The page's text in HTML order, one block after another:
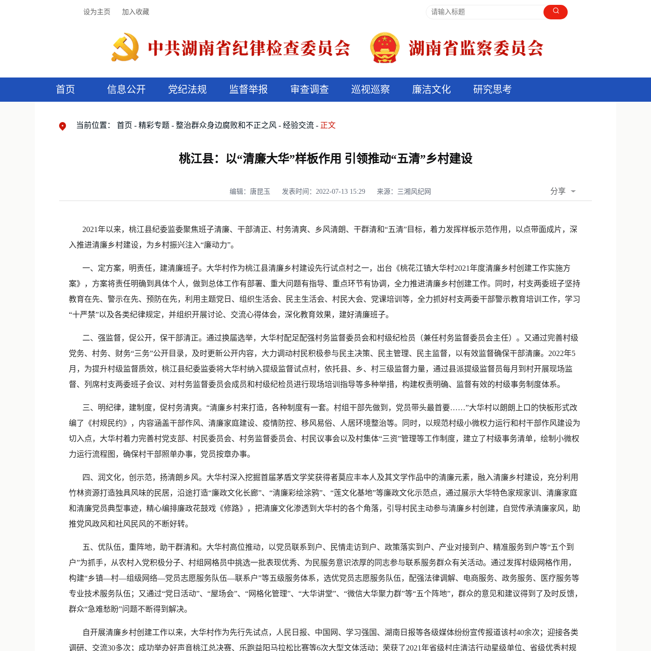
设为主页 加入收藏
首页 信息公开 党纪法规 监督举报 审查调查 巡视巡察 廉洁文化 研究思考
当前位置： 首页 精彩专题 整治群众身边腐败和不正之风 经验交流 正文
桃江县：以“清廉大华”样板作用 引领推动“五清”乡村建设
编辑：唐昆玉 发表时间：2022-07-13 15:29 来源：三湘风纪网 分享
新浪微博
微信
2021年以来，桃江县纪委监委聚焦班子清廉、干部清正、村务清爽、乡风清朗、干群清和“五清”目标，着力发挥样板示范作用，以点带面成片，深
入推进清廉乡村建设，为乡村振兴注入“廉动力”。
一、定方案，明责任，建清廉班子。大华村作为桃江县清廉乡村建设先行试点村之一，出台《桃花江镇大华村2021年度清廉乡村创建工作实施方
案》，方案将责任明确到具体个人，做到总体工作有部署、重大问题有指导、重点环节有协调，全力推进清廉乡村创建工作。同时，村支两委班子坚持
教育在先、警示在先、预防在先，利用主题党日、组织生活会、民主生活会、村民大会、党课培训等，全力抓好村支两委干部警示教育培训工作，学习
“十严禁”以及各类纪律规定，并组织开展讨论、交流心得体会，深化教育效果，建好清廉班子。
二、强监督，促公开，保干部清正。通过换届选举，大华村配足配强村务监督委员会和村级纪检员（兼任村务监督委员会主任）。又通过完善村级
党务、村务、财务“三务”公开目录，及时更新公开内容，大力调动村民积极参与民主决策、民主管理、民主监督，以有效监督确保干部清廉。2022年5
月，为提升村级监督质效，桃江县纪委监委将大华村纳入提级监督试点村，依托县、乡、村三级监督力量，通过县派提级监督员每月到村开展现场监
督、列席村支两委班子会议、对村务监督委员会成员和村级纪检员进行现场培训指导等多种举措，构建权责明确、监督有效的村级事务制度体系。
三、明纪律，建制度，促村务清爽。“清廉乡村来打造，各种制度有一套。村组干部先做到，党员带头最首要……”大华村以朗朗上口的快板形式改
编了《村规民约》，内容涵盖干部作风、清廉家庭建设、疫情防控、移风易俗、人居环境整治等。同时，以规范村级小微权力运行和村干部作风建设为
切入点，大华村着力完善村党支部、村民委员会、村务监督委员会、村民议事会以及村集体“三资”管理等工作制度，建立了村级事务清单，绘制小微权
力运行流程图，确保村干部照单办事，党员按章办事。
四、润文化，创示范，扬清朗乡风。大华村深入挖掘首届茅盾文学奖获得者莫应丰本人及其文学作品中的清廉元素，融入清廉乡村建设，充分利用
竹林资源打造独具风味的民居，沿途打造“廉政文化长廊”、“清廉彩绘涂鸦”、“莲文化基地”等廉政文化示范点，通过展示大华特色家规家训、清廉家庭
和清廉党员典型事迹，精心编排廉政花鼓戏《修路》，把清廉文化渗透到大华村的各个角落，引导村民主动参与清廉乡村创建，自觉传承清廉家风，助
推党风政风和社风民风的不断好转。
五、优队伍，重阵地，助干群清和。大华村高位推动，以党员联系到户、民情走访到户、政策落实到户、产业对接到户、精准服务到户等“五个到
户”为抓手，从农村入党积极分子、村组网格员中挑选一批表现优秀、为民服务意识浓厚的同志参与联系服务群众有关活动。通过发挥村级网格作用，
构建“乡镇—村—组级网络—党员志愿服务队伍—联系户”等五级服务体系，选优党员志愿服务队伍，配强法律调解、电商服务、政务服务、医疗服务等
专业技术服务队伍；又通过“党日活动”、“屋场会”、“网格化管理”、“大华讲堂”、“微信大华聚力群”等“五个阵地”，群众的意见和建议得到了及时反馈，
群众“急难愁盼”问题不断得到解决。
自开展清廉乡村创建工作以来，大华村作为先行先试点，人民日报、中国网、学习强国、湖南日报等各级媒体纷纷宣传报道该村40余次；迎接各类
调研、交流30多次；成功举办好声音桃江总决赛、乐跑益阳马拉松比赛等6次大型文体活动；荣获了2021年省级村庄清洁行动星级单位、省级优秀村规